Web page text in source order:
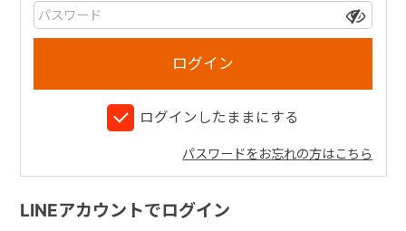
ログインしたままにする
パスワードをお忘れの方はこちら
LINEアカウントでログイン